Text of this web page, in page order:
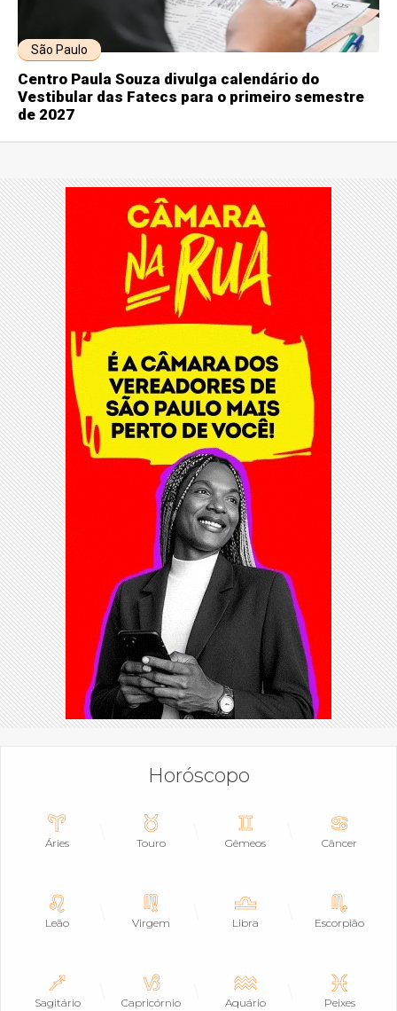
São Paulo
Centro Paula Souza divulga calendário do
Vestibular das Fatecs para o primeiro semestre
de 2027
Horóscopo
Áries Touro Gêmeos Câncer
Leão Virgem Libra Escorpião
Sagitário Capricórnio Aquário Peixes